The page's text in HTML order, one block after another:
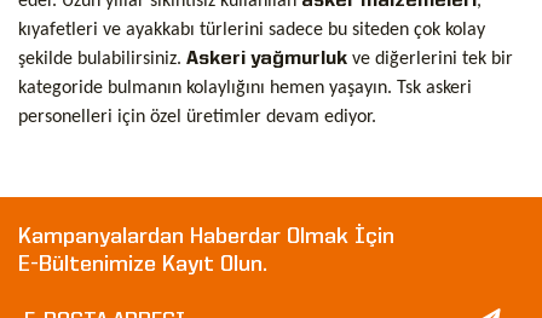
kıyafetleri ve ayakkabı türlerini sadece bu siteden çok kolay
şekilde bulabilirsiniz. Askeri yağmurluk ve diğerlerini tek bir
kategoride bulmanın kolaylığını hemen yaşayın. Tsk askeri
personelleri için özel üretimler devam ediyor.
Kampanyalardan Haberdar Olmak İçin
E-Bültenimize Kayıt Olun.